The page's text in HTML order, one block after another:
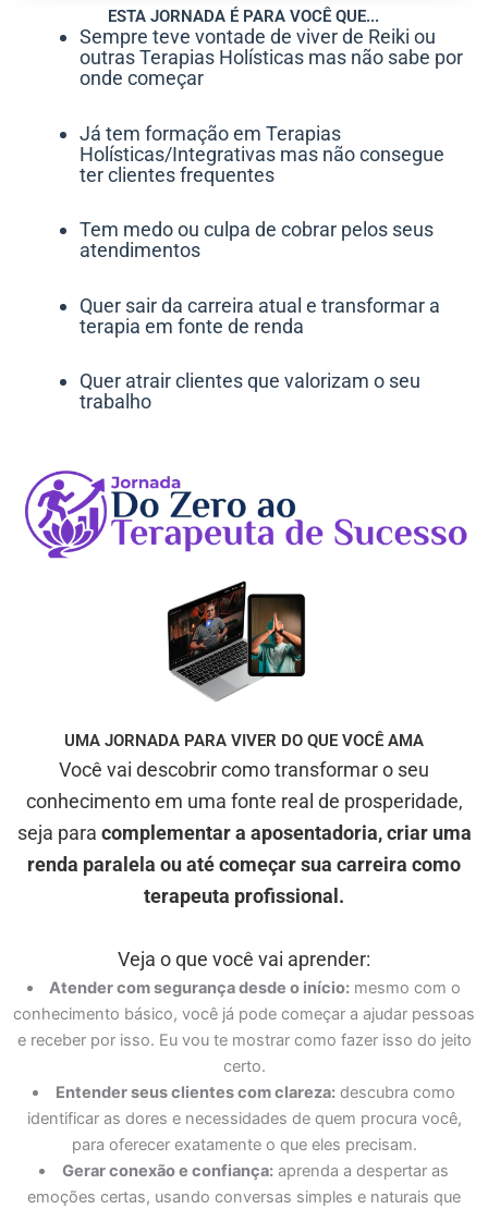
ESTA JORNADA É PARA VOCÊ QUE...
Sempre teve vontade de viver de Reiki ou
outras Terapias Holísticas mas não sabe por
onde começar
Já tem formação em Terapias
Holísticas/Integrativas mas não consegue
ter clientes frequentes
Tem medo ou culpa de cobrar pelos seus
atendimentos
Quer sair da carreira atual e transformar a
terapia em fonte de renda
Quer atrair clientes que valorizam o seu
trabalho
UMA JORNADA PARA VIVER DO QUE VOCÊ AMA
Você vai descobrir como transformar o seu
conhecimento em uma fonte real de prosperidade,
seja para complementar a aposentadoria, criar uma
renda paralela ou até começar sua carreira como
terapeuta profissional.
Veja o que você vai aprender:
Atender com segurança desde o início: mesmo com o
conhecimento básico, você já pode começar a ajudar pessoas
e receber por isso. Eu vou te mostrar como fazer isso do jeito
certo.
Entender seus clientes com clareza:descubra como
identificar as dores e necessidades de quem procura você,
para oferecer exatamente o que eles precisam.
Gerar conexão e confiança:aprenda a despertar as
emoções certas, usando conversas simples e naturais que